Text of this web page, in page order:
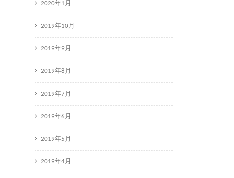
2020年1月
2019年10月
2019年9月
2019年8月
2019年7月
2019年6月
2019年5月
2019年4月